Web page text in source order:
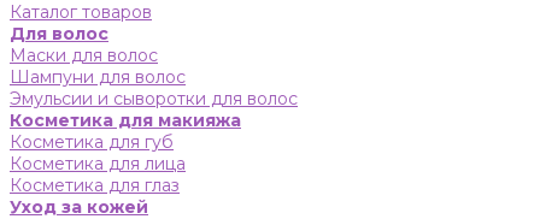
Каталог товаров
Для волос
Маски для волос
Шампуни для волос
Эмульсии и сыворотки для волос
Косметика для макияжа
Косметика для губ
Косметика для лица
Косметика для глаз
Уход за кожей